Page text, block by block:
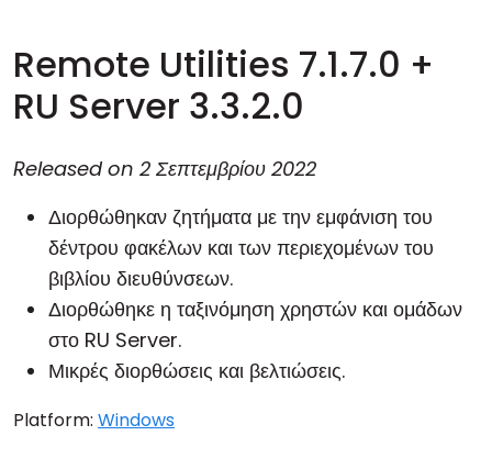
Remote Utilities 7.1.7.0 +
RU Server 3.3.2.0
Released on 2 Σεπτεμβρίου 2022
Διορθώθηκαν ζητήματα με την εμφάνιση του
δέντρου φακέλων και των περιεχομένων του
βιβλίου διευθύνσεων.
Διορθώθηκε η ταξινόμηση χρηστών και ομάδων
στο RU Server.
Μικρές διορθώσεις και βελτιώσεις.
Platform: Windows